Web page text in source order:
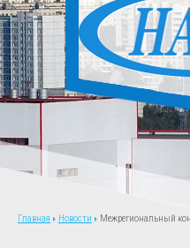
Главная Новости Межрегиональный